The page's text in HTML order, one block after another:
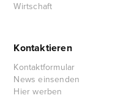
Wirtschaft
Kontaktieren
Kontaktformular
News einsenden
Hier werben